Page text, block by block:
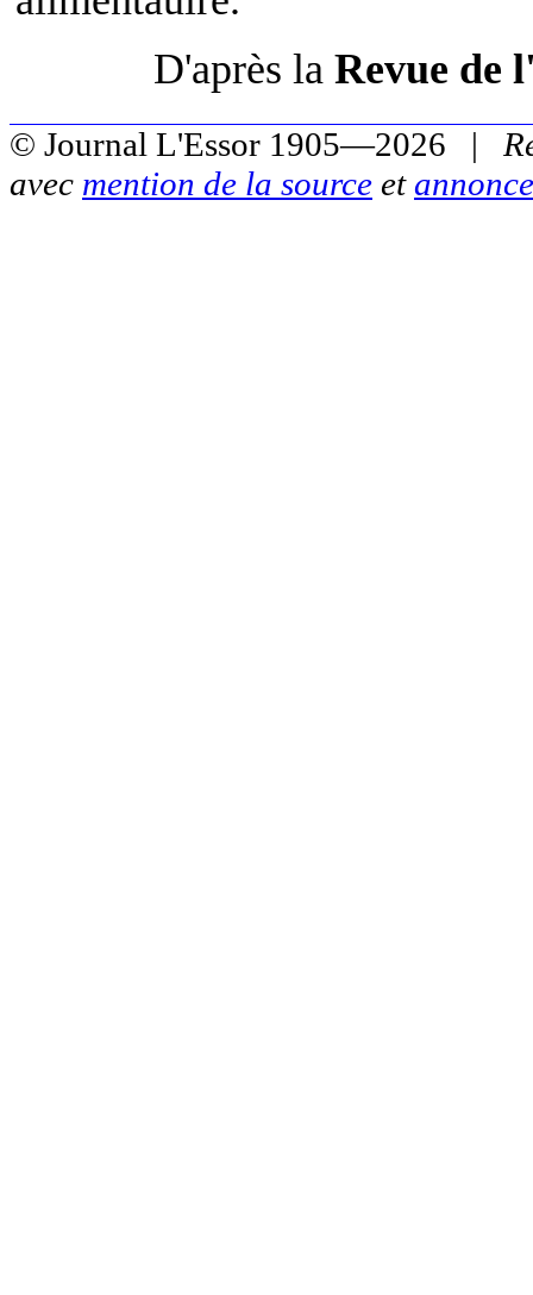
D'après la Revue de
© Journal L'Essor 1905—2026 |
avec mention de la source et